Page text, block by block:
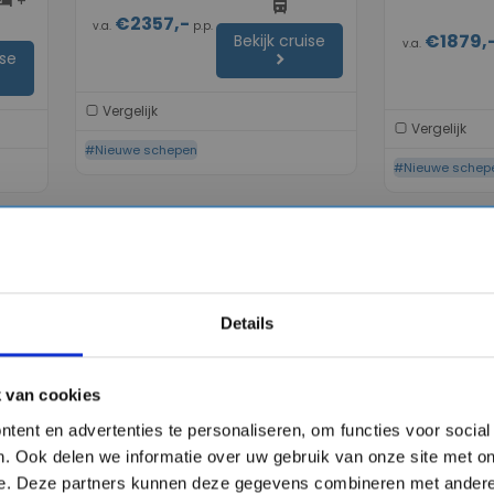
Details
van cookies
en advertenties te personaliseren, om functies voor
Ook delen we informatie over uw gebruik van onze site met
Deze partners kunnen deze gegevens combineren met
v.a. €2357,- p.p.
directions_bus
Bekijk cruise
chevron_right
Vergelijk
#Nieuwe schepen
v.a.
Vergelijk
#Nieuwe
chevron_right chevron_right
8 daagse Noord-Amerika
8 daagse